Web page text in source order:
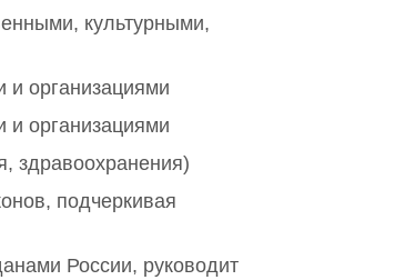
культурными,
и организациями
и организациями
здравоохранения)
подчеркивая
России, руководит